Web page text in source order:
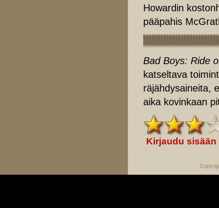
Howardin
pääpahis
Bad Boys: Ride
katseltava
räjähdysaineita,
aika kovinkaan
Kirjaudu sisään